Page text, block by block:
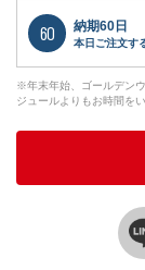
60 納期60日
本日ご注文す
※年末年始、ゴールデン
ジュールよりもお時間を